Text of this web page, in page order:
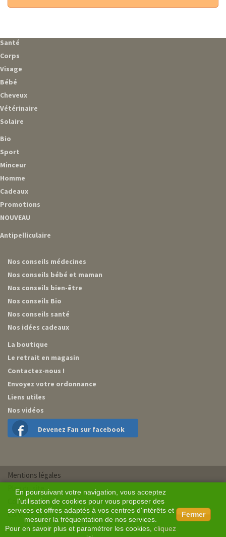
Santé
Corps
Visage
Bébé
Cheveux
Vétérinaire
Solaire
Bio
Sport
Minceur
Homme
Cadeaux
Promotions
NOUVEAU
Antipelliculaire
Nos conseils médecines
Nos conseils bébé et maman
Nos conseils bien-être
Nos conseils Bio
Nos conseils santé
Nos idées cadeaux
La boutique
Le retrait en magasin
Contactez-nous !
Envoyez votre ordonnance
Liens utiles
Nos vidéos
Devenez Fan sur facebook
En poursuivant votre navigation, vous acceptez
l'utilisation de cookies pour vous proposer des
services et offres adaptés à vos centres d'intérêts et
mesurer la fréquentation de nos services.
Pour en savoir plus et paramétrer les cookies, cliquez
Fermer
Mentions légales
Plan du site
Conditions générales de vente
Conception BM Services